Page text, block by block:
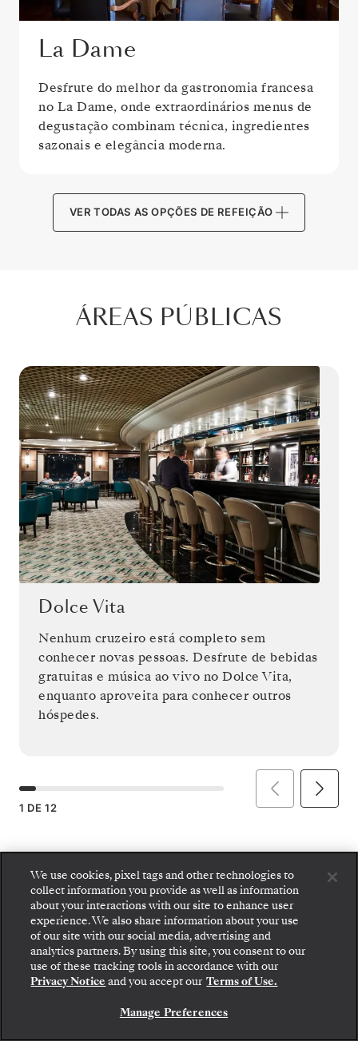
La Dame
Desfrute do melhor da gastronomia francesa
no La Dame, onde extraordinários menus de
degustação combinam técnica, ingredientes
sazonais e elegância moderna.
VER TODAS AS OPÇÕES DE REFEIÇÃO
ÁREAS PÚBLICAS
Dolce Vita
Nenhum cruzeiro está completo sem
conhecer novas pessoas. Desfrute de bebidas
gratuitas e música ao vivo no Dolce Vita,
enquanto aproveita para conhecer outros
hóspedes.
1 DE 12
Embarque: escolha sua suíte e confira as tarifas e
os serviços inclusos antes de confirmar com
segurança sua viagem com a Silversea.
RESERVE A SUA SUITE
We use cookies, pixel tags and other technologies to
collect information you provide as well as information
about your interactions with our site to enhance user
experience. We also share information about your use
of our site with our social media, advertising and
analytics partners. By using this site, you consent to our
use of these tracking tools in accordance with our
Privacy Notice and you accept our Terms of Use.
Manage Preferences